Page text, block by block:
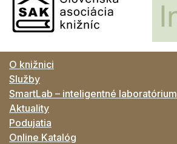
O knižnici
Služby
SmartLab – inteligentné laboratórium
Aktuality
Podujatia
Online Katalóg